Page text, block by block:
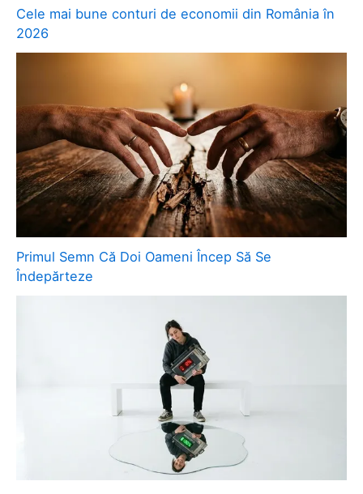
Cele mai bune conturi de economii din România în
2026
Primul Semn Că Doi Oameni Încep Să Se
Îndepărteze